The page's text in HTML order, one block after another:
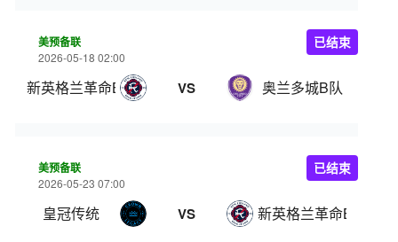
美预备联
2026-05-18 02:00
新英格兰革命B队 VS 奥兰多城B队
已结束
美预备联
2026-05-23 07:00
皇冠传统 VS 新英格兰革命B队
已结束